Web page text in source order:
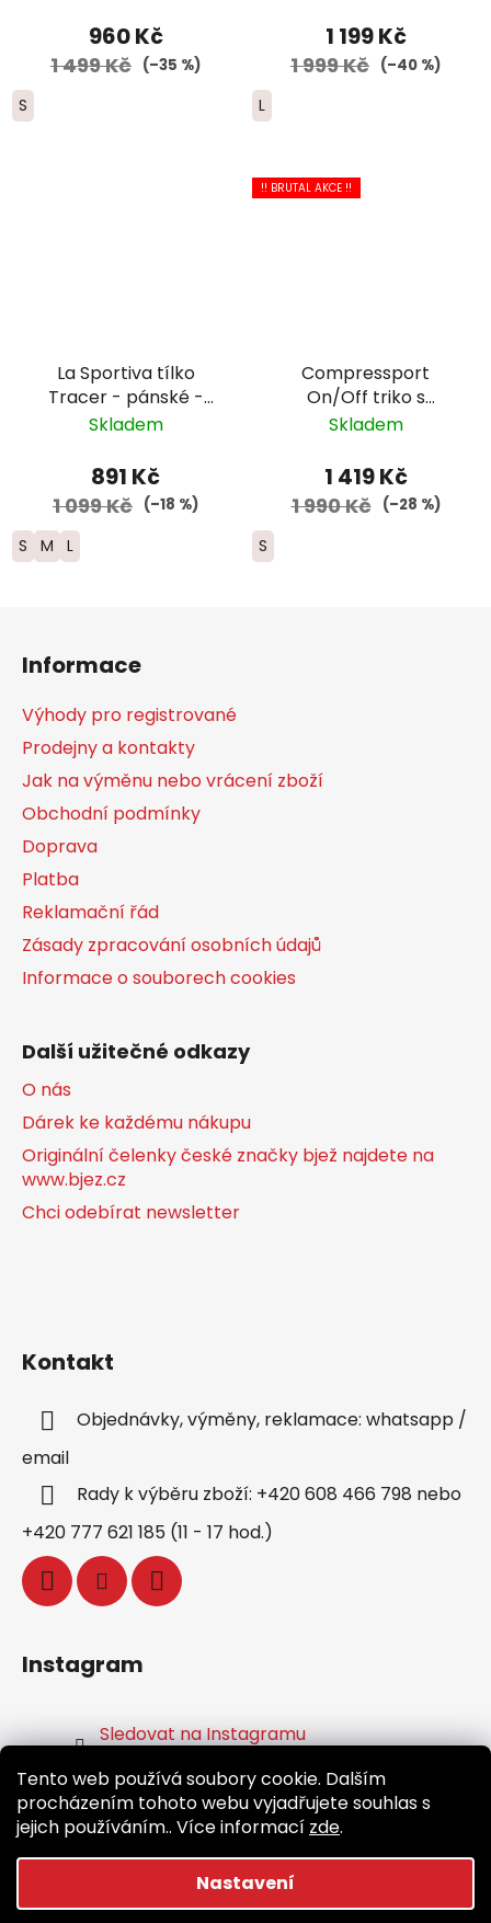
Tento web používá soubory cookie. Dalším
procházením tohoto webu vyjadřujete souhlas s
jejich používáním.. Více informací zde.
Nastavení
modrá
960 Kč
1 499 Kč (–35 %)
S
1 199 Kč
1 999 Kč (–40 %)
L
La Sportiva tílko
Tracer - pánské -
žlutá/černá
Skladem
891 Kč
1 099 Kč (–18 %)
S M L
!! BRUTAL AKCE !!
Compressport
On/Off triko s
dlouhým rukávem -
Skladem
1 419 Kč
1 990 Kč (–28 %)
S
Informace
Výhody pro registrované
Prodejny a kontakty
Jak na výměnu nebo vrácení zboží
Obchodní podmínky
Doprava
Platba
Reklamační řád
Zásady zpracování osobních údajů
Informace o souborech cookies
Další užitečné odkazy
O nás
Dárek ke každému nákupu
Originální čelenky české značky bjež najdete na
www.bjez.cz
Chci odebírat newsletter
Kontakt
Objednávky, výměny, reklamace: whatsapp /
email
Rady k výběru zboží: +420 608 466 798 nebo
+420 777 621 185 (11 - 17 hod.)
Instagram
Sledovat na Instagramu
Facebook